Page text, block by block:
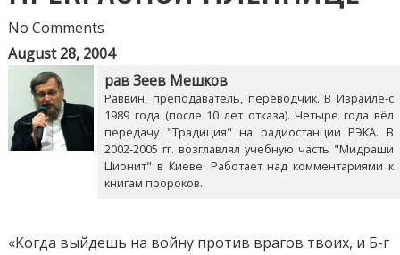
No Comments
August 28, 2004
рав Зеев Мешков
Раввин, преподаватель, переводчик. В Израиле-с
1989 года (после 10 лет отказа). Четыре года вёл
передачу "Традиция" на радиостанции РЭКА. В
2002-2005 гг. возглавлял учебную часть "Мидраши
Ционит" в Киеве. Работает над комментариями к
книгам пророков.
«Когда выйдешь на войну против врагов твоих, и Б-г